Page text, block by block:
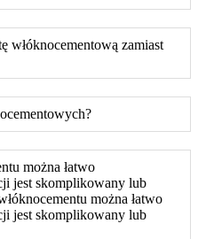
włóknocementową zamiast
można łatwo
jest skomplikowany lub
można łatwo
jest skomplikowany lub